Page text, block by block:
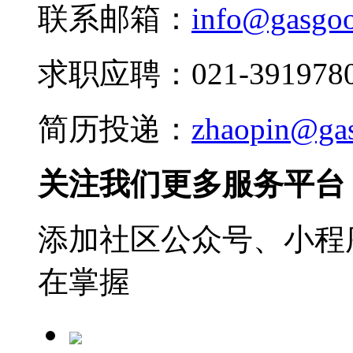
联系邮箱：
求职应聘：021-
简历投递：
关注我们更多服务平台
添加社区公众号、小
在掌握